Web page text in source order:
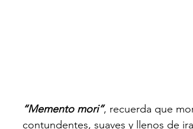
“Memento mori”, recuerda que
contundentes, suaves y llenos de